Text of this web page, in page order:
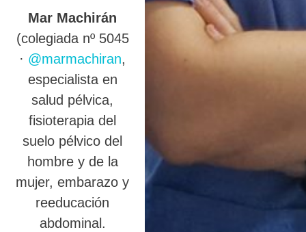
Mar Machirán
(colegiada nº 5045
· @marmachiran,
especialista en
salud pélvica,
fisioterapia del
suelo pélvico del
hombre y de la
mujer, embarazo y
reeducación
abdominal.